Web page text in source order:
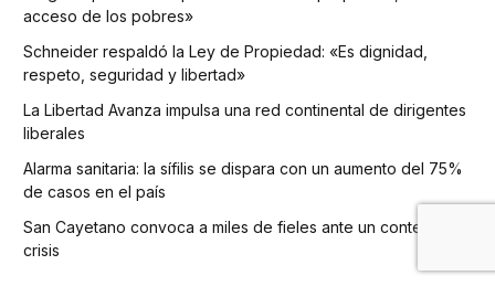
acceso de los pobres»
Schneider respaldó la Ley de Propiedad: «Es dignidad,
respeto, seguridad y libertad»
La Libertad Avanza impulsa una red continental de dirigentes
liberales
Alarma sanitaria: la sífilis se dispara con un aumento del 75%
de casos en el país
San Cayetano convoca a miles de fieles ante un contexto de
crisis